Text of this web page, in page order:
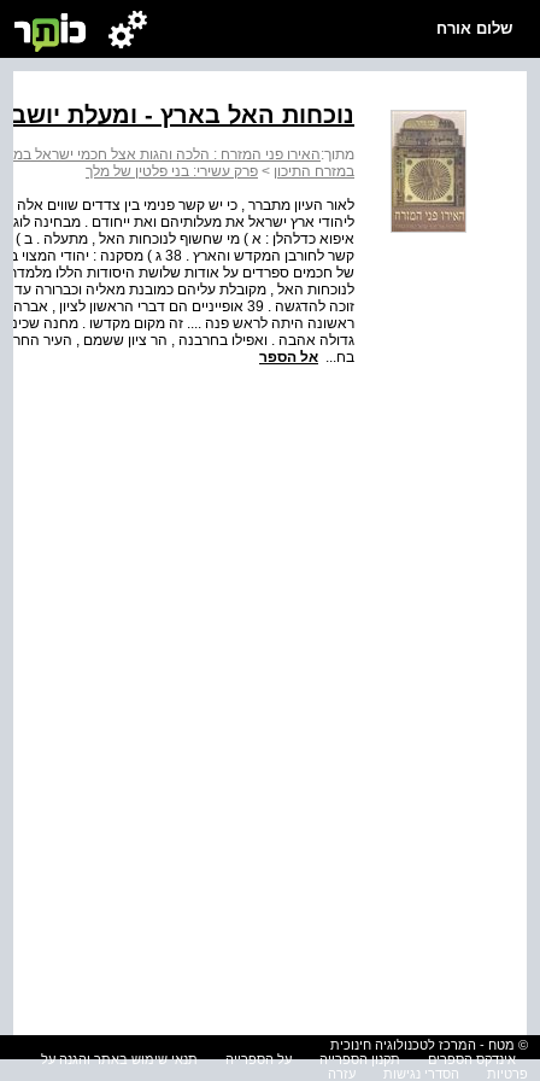
שלום אורח
נוכחות האל בארץ - ומעלת
מתוך:האירו פני המזרח : הלכה והגות אצל חכמי ישראל
במזרח התיכון > פרק עשירי: בני פלטין של מלך
לאור העיון מתברר , כי יש קשר פנימי בין צדדים שווים
ליהודי ארץ ישראל את מעלותיהם ואת ייחודם . מבחינה
איפוא כדלהלן : א ) מי שחשוף לנוכחות האל , מתעלה . ב )
קשר לחורבן המקדש והארץ . 38 ג )
של חכמים ספרדים על אודות שלושת היסודות הללו
לנוכחות האל , מקובלת עליהם כמובנת מאליה וכברורה עד
זוכה להדגשה . 39 אופייניים הם דברי הראשון
ראשונה היתה לראש פנה .... זה מקום מקדשו . מחנה שכינה
בח... אל הספר
© מטח - המרכז לטכנולוגיה חינוכית
אינדקס הספרים
תקנון הספרייה על הספרייה
תנאי שימוש באתר והגנה על
פרטיות
הסדרי נגישות עזרה